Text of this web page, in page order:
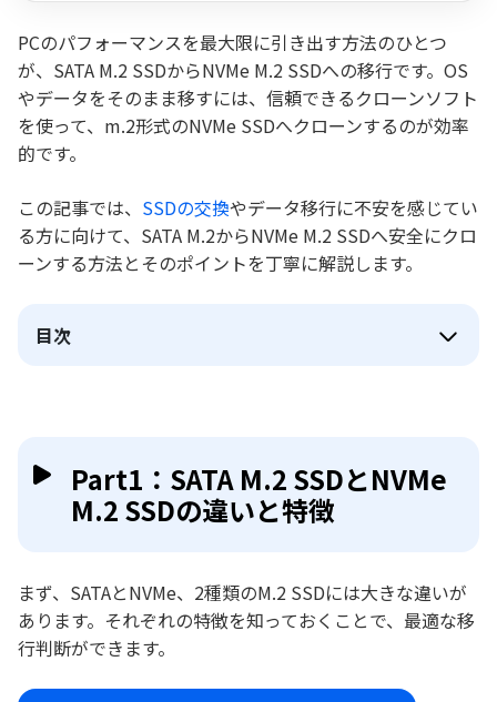
PCのパフォーマンスを最大限に引き出す方法のひとつ
が、SATA M.2 SSDからNVMe M.2 SSDへの移行です。OS
やデータをそのまま移すには、信頼できるクローンソフト
を使って、m.2形式のNVMe SSDへクローンするのが効率
的です。
この記事では、 SSDの交換やデータ移行に不安を感じてい
る方に向けて、SATA M.2からNVMe M.2 SSDへ安全にクロ
ーンする方法とそのポイントを丁寧に解説します。
目次
Part1：SATA M.2 SSDとNVMe
M.2 SSDの違いと特徴
まず、SATAとNVMe、2種類のM.2 SSDには大きな違いが
あります。それぞれの特徴を知っておくことで、最適な移
行判断ができます。